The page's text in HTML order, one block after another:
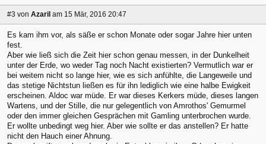
#3 von Azaril am 15 Mär, 2016 20:47
Es kam ihm vor, als säße er schon Monate oder sogar Jahre hier unten
fest.
Aber wie ließ sich die Zeit hier schon genau messen, in der Dunkelheit
unter der Erde, wo weder Tag noch Nacht existierten? Vermutlich war er
bei weitem nicht so lange hier, wie es sich anfühlte, die Langeweile und
das stetige Nichtstun ließen es für ihn lediglich wie eine halbe Ewigkeit
erscheinen. Aldoc war müde. Er war dieses Kerkers müde, dieses langen
Wartens, und der Stille, die nur gelegentlich von Amrothos' Gemurmel
oder den immer gleichen Gesprächen mit Gamling unterbrochen wurde.
Er wollte unbedingt weg hier. Aber wie sollte er das anstellen? Er hatte
nicht den Hauch einer Ahnung.